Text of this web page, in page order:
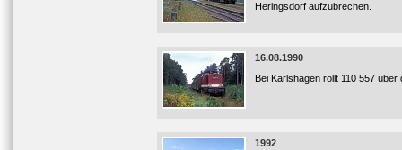
Heringsdorf aufzubrechen.
16.08.1990
Bei Karlshagen rollt 110 557
1992